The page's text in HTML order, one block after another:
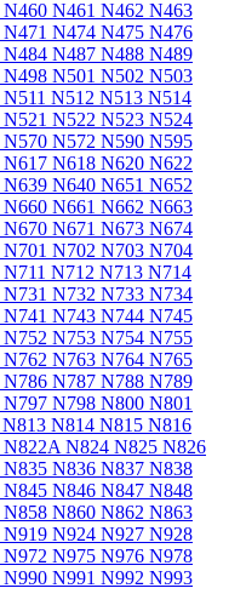
N460 N461 N462 N463
N471 N474 N475 N476
N484 N487 N488 N489
N498 N501 N502 N503
N511 N512 N513 N514
N521 N522 N523 N524
N570 N572 N590 N595
N617 N618 N620 N622
N639 N640 N651 N652
N660 N661 N662 N663
N670 N671 N673 N674
N701 N702 N703 N704
N711 N712 N713 N714
N731 N732 N733 N734
N741 N743 N744 N745
N752 N753 N754 N755
N762 N763 N764 N765
N786 N787 N788 N789
N797 N798 N800 N801
N813 N814 N815 N816
N822A N824 N825 N826
N835 N836 N837 N838
N845 N846 N847 N848
N858 N860 N862 N863
N919 N924 N927 N928
N972 N975 N976 N978
N990 N991 N992 N993